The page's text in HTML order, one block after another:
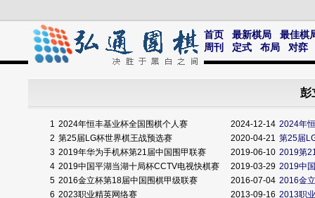
首页 最新棋局
最佳棋
周刊
定式 布局 对弈
彭
1 2024年恒丰基业杯全国围棋个人赛 2024-12-14 2024年
2 第25届LG杯世界棋王战预选赛 2020-04-21 第25届
3 2019年华为手机杯第21届中国围甲联赛 2019-06-10 2019第
4 2019中国平湖当湖十局杯CCTV电视快棋赛 2019-03-29 2019中
5 2016金立杯第18届中国围棋甲级联赛 2016-07-04 2016金
6 2023职业精英网络赛 2013-09-16 2013职